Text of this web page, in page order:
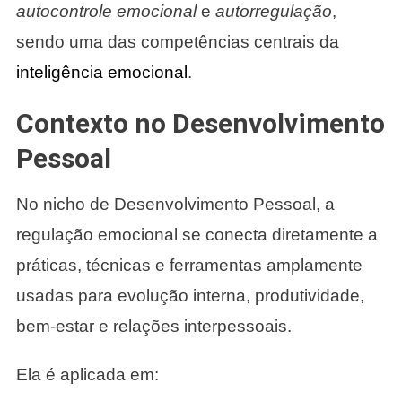
autocontrole emocionale autorregulação,
sendo uma das competências centrais da
inteligência emocional.
Contexto no Desenvolvimento
Pessoal
No nicho de Desenvolvimento Pessoal, a
regulação emocional se conecta diretamente a
práticas, técnicas e ferramentas amplamente
usadas para evolução interna, produtividade,
bem-estar e relações interpessoais.
Ela é aplicada em: